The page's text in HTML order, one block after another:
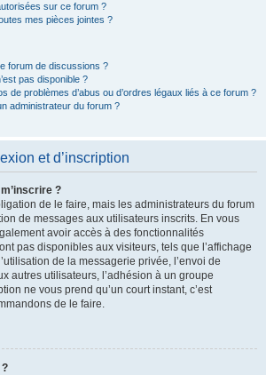
sur ce forum ?
mes pièces jointes ?
forum de discussions ?
pas disponible ?
de problèmes d’abus ou d’ordres légaux liés à ce forum ?
administrateur du forum ?
et d’inscription
?
de le faire, mais les administrateurs du forum
de messages aux utilisateurs inscrits. En vous
avoir accès à des fonctionnalités
pas disponibles aux visiteurs, tels que l’affichage
de la messagerie privée, l’envoi de
autres utilisateurs, l’adhésion à un groupe
ne vous prend qu’un court instant, c’est
de le faire.
?